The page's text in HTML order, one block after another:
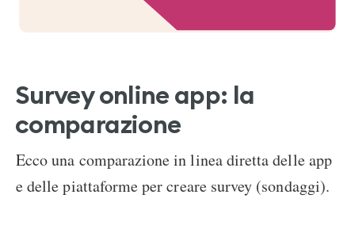
Survey online app: la
comparazione
Ecco una comparazione in linea diretta delle app
e delle piattaforme per creare survey (sondaggi).